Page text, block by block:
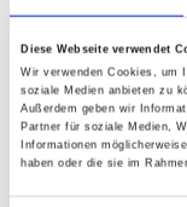
Diese Webseite verwendet
Wir verwenden Cookies, um
soziale Medien anbieten zu
Außerdem geben wir
Partner für soziale Medien,
Informationen
haben oder die sie im